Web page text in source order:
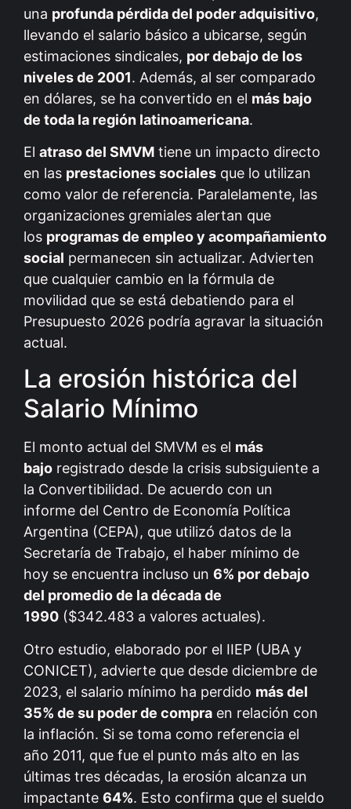
una profunda pérdida del poder adquisitivo,
llevando el salario básico a ubicarse, según
estimaciones sindicales, por debajo de los
niveles de 2001. Además, al ser comparado
en dólares, se ha convertido en el más bajo
de toda la región latinoamericana.
El atraso del SMVM tiene un impacto directo
en las prestaciones sociales que lo utilizan
como valor de referencia. Paralelamente, las
organizaciones gremiales alertan que
los programas de empleo y acompañamiento
social permanecen sin actualizar. Advierten
que cualquier cambio en la fórmula de
movilidad que se está debatiendo para el
Presupuesto 2026 podría agravar la situación
actual.
La erosión histórica del
Salario Mínimo
El monto actual del SMVM es el más
bajo registrado desde la crisis subsiguiente a
la Convertibilidad. De acuerdo con un
informe del Centro de Economía Política
Argentina (CEPA), que utilizó datos de la
Secretaría de Trabajo, el haber mínimo de
hoy se encuentra incluso un 6% por debajo
del promedio de la década de
1990 ($342.483 a valores actuales).
Otro estudio, elaborado por el IIEP (UBA y
CONICET), advierte que desde diciembre de
2023, el salario mínimo ha perdido más del
35% de su poder de compra en relación con
la inflación. Si se toma como referencia el
año 2011, que fue el punto más alto en las
últimas tres décadas, la erosión alcanza un
impactante 64%. Esto confirma que el sueldo